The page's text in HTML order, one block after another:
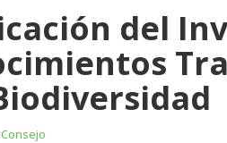
del
Consejo